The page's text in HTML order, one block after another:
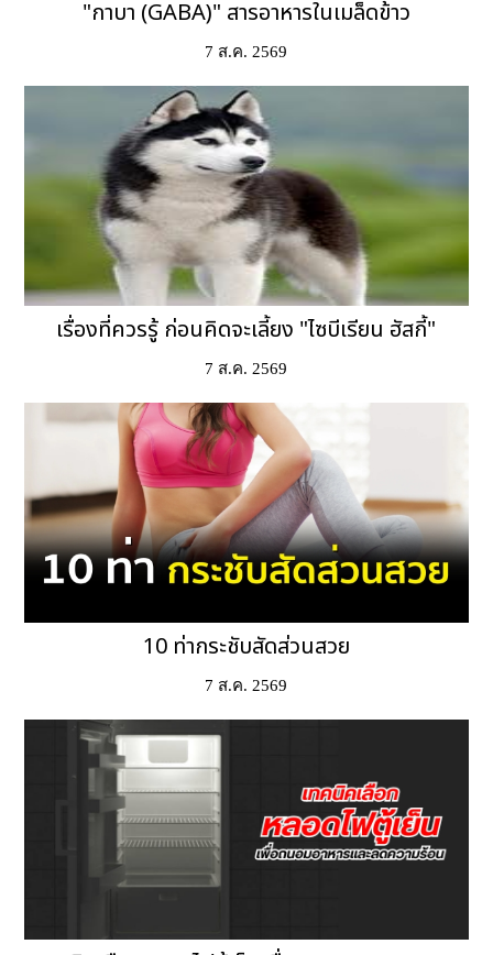
"กาบา (GABA)" สารอาหารในเมล็ดข้าว
7 ส.ค. 2569
เรื่องที่ควรรู้ ก่อนคิดจะเลี้ยง "ไซบีเรียน ฮัสกี้"
7 ส.ค. 2569
10 ท่ากระชับสัดส่วนสวย
7 ส.ค. 2569